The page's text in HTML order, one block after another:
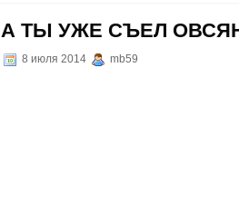
ТЕ КОГО ПРИРУЧИЛИ
А ТЫ УЖЕ СЪЕЛ
8 июля 2014 mb59